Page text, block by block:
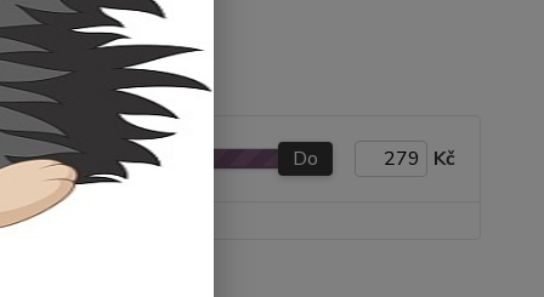
vesty
Do Kč